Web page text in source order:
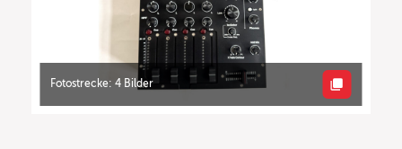
Fotostrecke: 4 Bilder